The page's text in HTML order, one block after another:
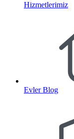
Hizmetlerimiz
Evler Blog